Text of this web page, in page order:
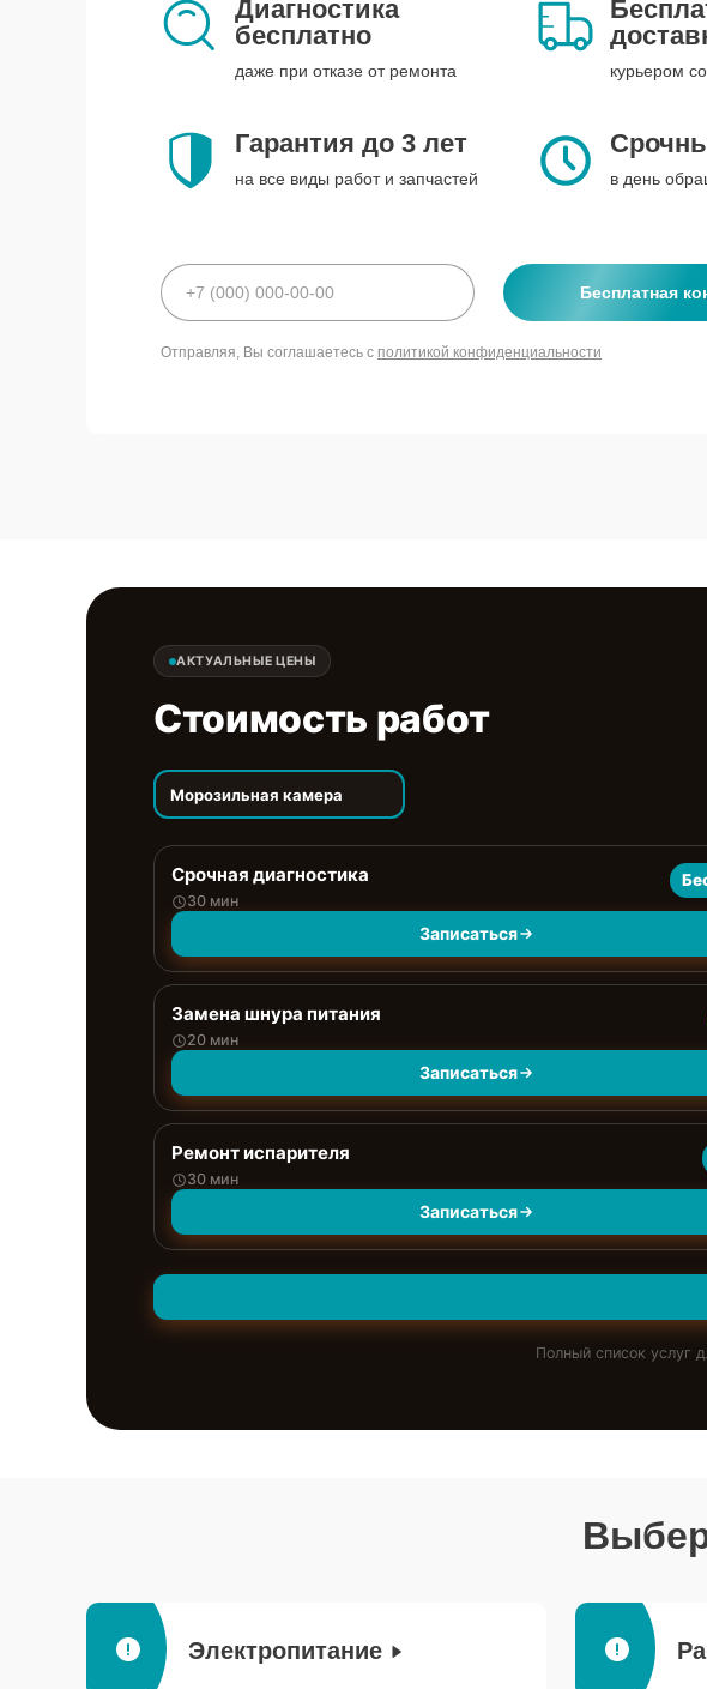
Диагностика
бесплатно
даже при отказе от ремонта курьером
Гарантия до 3 лет
на все виды работ и запчастей в день
Бесплатная
Отправляя, Вы соглашаетесь с политикой конфиденциальности
АКТУАЛЬНЫЕ ЦЕНЫ
Стоимость работ
Морозильная камера
Срочная диагностика
30 мин
Записаться
Замена шнура питания
20 мин
Записаться
Ремонт испарителя
30 мин
Записаться
Полный список услуг
Электропитание